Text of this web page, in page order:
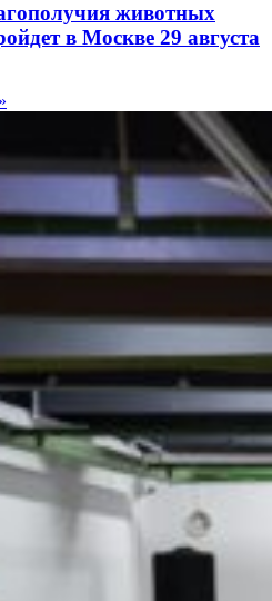
животных
в Москве 29 августа